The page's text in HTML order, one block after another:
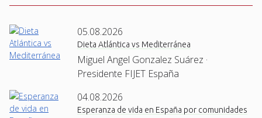
05.08.2026
Dieta Atlántica vs Mediterránea
Miguel Angel Gonzalez Suárez ·
Presidente FIJET España
04.08.2026
Esperanza de vida en España por comunidades